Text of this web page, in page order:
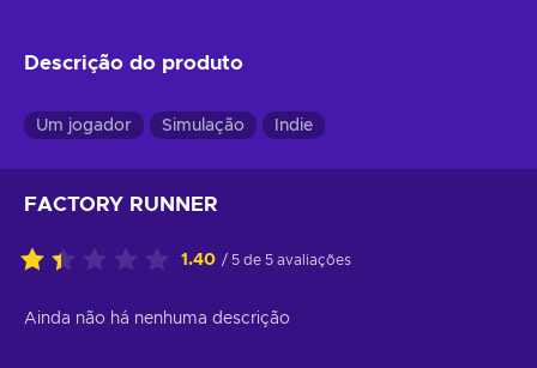
Descrição do produto
Um jogador Simulação Indie
FACTORY RUNNER
1.40 / 5 de 5 avaliações
Ainda não há nenhuma descrição